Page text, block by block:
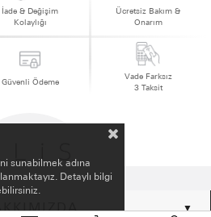
İade & Değişim
Kolaylığı
Ücretsiz Bakım &
Onarım
Güvenli Ödeme
Vade Farksız
3 Taksit
sunabilmek adına
Detaylı bilgi